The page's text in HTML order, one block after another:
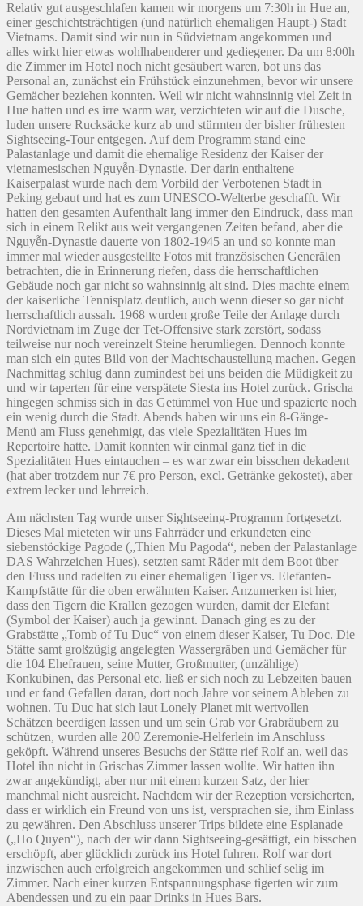
Relativ gut ausgeschlafen kamen wir morgens um 7:30h in Hue an,
einer geschichtsträchtigen (und natürlich ehemaligen Haupt-) Stadt
Vietnams. Damit sind wir nun in Südvietnam angekommen und
alles wirkt hier etwas wohlhabenderer und gediegener. Da um 8:00h
die Zimmer im Hotel noch nicht gesäubert waren, bot uns das
Personal an, zunächst ein Frühstück einzunehmen, bevor wir unsere
Gemächer beziehen konnten. Weil wir nicht wahnsinnig viel Zeit in
Hue hatten und es irre warm war, verzichteten wir auf die Dusche,
luden unsere Rucksäcke kurz ab und stürmten der bisher frühesten
Sightseeing-Tour entgegen. Auf dem Programm stand eine
Palastanlage und damit die ehemalige Residenz der Kaiser der
vietnamesischen Nguyễn-Dynastie. Der darin enthaltene
Kaiserpalast wurde nach dem Vorbild der Verbotenen Stadt in
Peking gebaut und hat es zum UNESCO-Welterbe geschafft. Wir
hatten den gesamten Aufenthalt lang immer den Eindruck, dass man
sich in einem Relikt aus weit vergangenen Zeiten befand, aber die
Nguyễn-Dynastie dauerte von 1802-1945 an und so konnte man
immer mal wieder ausgestellte Fotos mit französischen Generälen
betrachten, die in Erinnerung riefen, dass die herrschaftlichen
Gebäude noch gar nicht so wahnsinnig alt sind. Dies machte einem
der kaiserliche Tennisplatz deutlich, auch wenn dieser so gar nicht
herrschaftlich aussah. 1968 wurden große Teile der Anlage durch
Nordvietnam im Zuge der Tet-Offensive stark zerstört, sodass
teilweise nur noch vereinzelt Steine herumliegen. Dennoch konnte
man sich ein gutes Bild von der Machtschaustellung machen. Gegen
Nachmittag schlug dann zumindest bei uns beiden die Müdigkeit zu
und wir taperten für eine verspätete Siesta ins Hotel zurück. Grischa
hingegen schmiss sich in das Getümmel von Hue und spazierte noch
ein wenig durch die Stadt. Abends haben wir uns ein 8-Gänge-
Menü am Fluss genehmigt, das viele Spezialitäten Hues im
Repertoire hatte. Damit konnten wir einmal ganz tief in die
Spezialitäten Hues eintauchen – es war zwar ein bisschen dekadent
(hat aber trotzdem nur 7€ pro Person, excl. Getränke gekostet), aber
extrem lecker und lehrreich.
Am nächsten Tag wurde unser Sightseeing-Programm fortgesetzt.
Dieses Mal mieteten wir uns Fahrräder und erkundeten eine
siebenstöckige Pagode („Thien Mu Pagoda“, neben der Palastanlage
DAS Wahrzeichen Hues), setzten samt Räder mit dem Boot über
den Fluss und radelten zu einer ehemaligen Tiger vs. Elefanten-
Kampfstätte für die oben erwähnten Kaiser. Anzumerken ist hier,
dass den Tigern die Krallen gezogen wurden, damit der Elefant
(Symbol der Kaiser) auch ja gewinnt. Danach ging es zu der
Grabstätte „Tomb of Tu Duc“ von einem dieser Kaiser, Tu Doc. Die
Stätte samt großzügig angelegten Wassergräben und Gemächer für
die 104 Ehefrauen, seine Mutter, Großmutter, (unzählige)
Konkubinen, das Personal etc. ließ er sich noch zu Lebzeiten bauen
und er fand Gefallen daran, dort noch Jahre vor seinem Ableben zu
wohnen. Tu Duc hat sich laut Lonely Planet mit wertvollen
Schätzen beerdigen lassen und um sein Grab vor Grabräubern zu
schützen, wurden alle 200 Zeremonie-Helferlein im Anschluss
geköpft. Während unseres Besuchs der Stätte rief Rolf an, weil das
Hotel ihn nicht in Grischas Zimmer lassen wollte. Wir hatten ihn
zwar angekündigt, aber nur mit einem kurzen Satz, der hier
manchmal nicht ausreicht. Nachdem wir der Rezeption versicherten,
dass er wirklich ein Freund von uns ist, versprachen sie, ihm Einlass
zu gewähren. Den Abschluss unserer Trips bildete eine Esplanade
(„Ho Quyen“), nach der wir dann Sightseeing-gesättigt, ein bisschen
erschöpft, aber glücklich zurück ins Hotel fuhren. Rolf war dort
inzwischen auch erfolgreich angekommen und schlief selig im
Zimmer. Nach einer kurzen Entspannungsphase tigerten wir zum
Abendessen und zu ein paar Drinks in Hues Bars.